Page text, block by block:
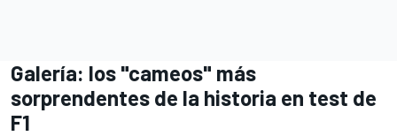
Galería: los "cameos" más
sorprendentes de la historia en test de
F1